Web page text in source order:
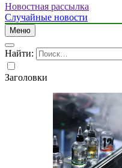
Новостная рассылка
Случайные новости
Меню
Найти:
Заголовки